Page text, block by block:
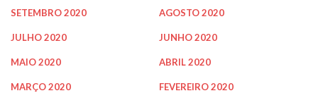
SETEMBRO 2020 AGOSTO 2020
JULHO 2020 JUNHO 2020
MAIO 2020 ABRIL 2020
MARÇO 2020 FEVEREIRO 2020